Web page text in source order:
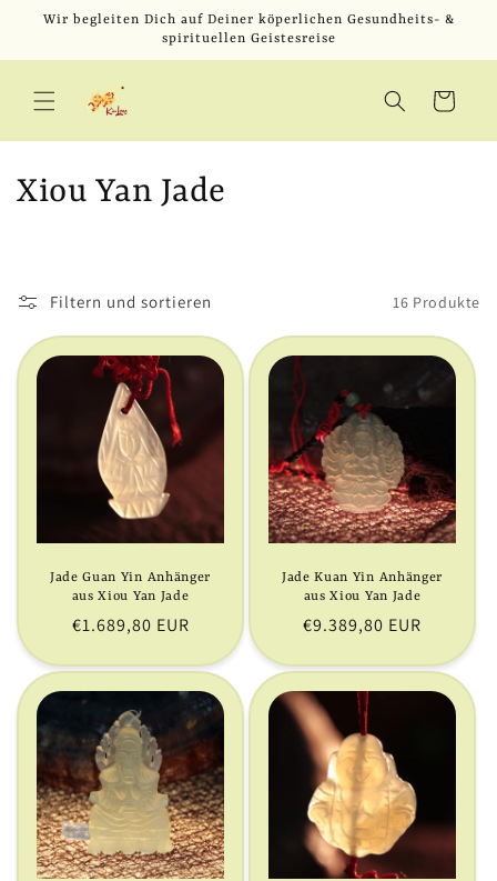
zum
Wir begleiten Dich auf Deiner köperlichen Gesundheits- &
spirituellen Geistesreise
Warenkorb
K
t
g
:
Xiou Yan Jade
Filtern und sortieren 16 Produkte
Jade Guan Yin Anhänger
aus Xiou Yan Jade
Normaler
€1.689,80 EUR
Jade Kuan Yin Anhänger
aus Xiou Yan Jade
Normaler
€9.389,80 EUR